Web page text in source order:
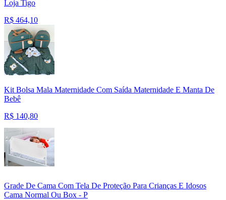
Loja Tigo
R$ 464,10
Kit Bolsa Mala Maternidade Com Saída Maternidade E Manta De
Bebê
R$ 140,80
Grade De Cama Com Tela De Proteção Para Crianças E Idosos
Cama Normal Ou Box - P